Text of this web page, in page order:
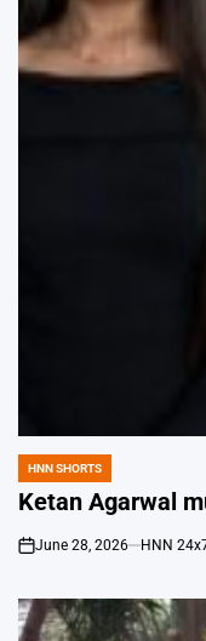
POSTED
IN
HNN SHORTS
Ketan Agarwal
on
June 28, 2026 HNN